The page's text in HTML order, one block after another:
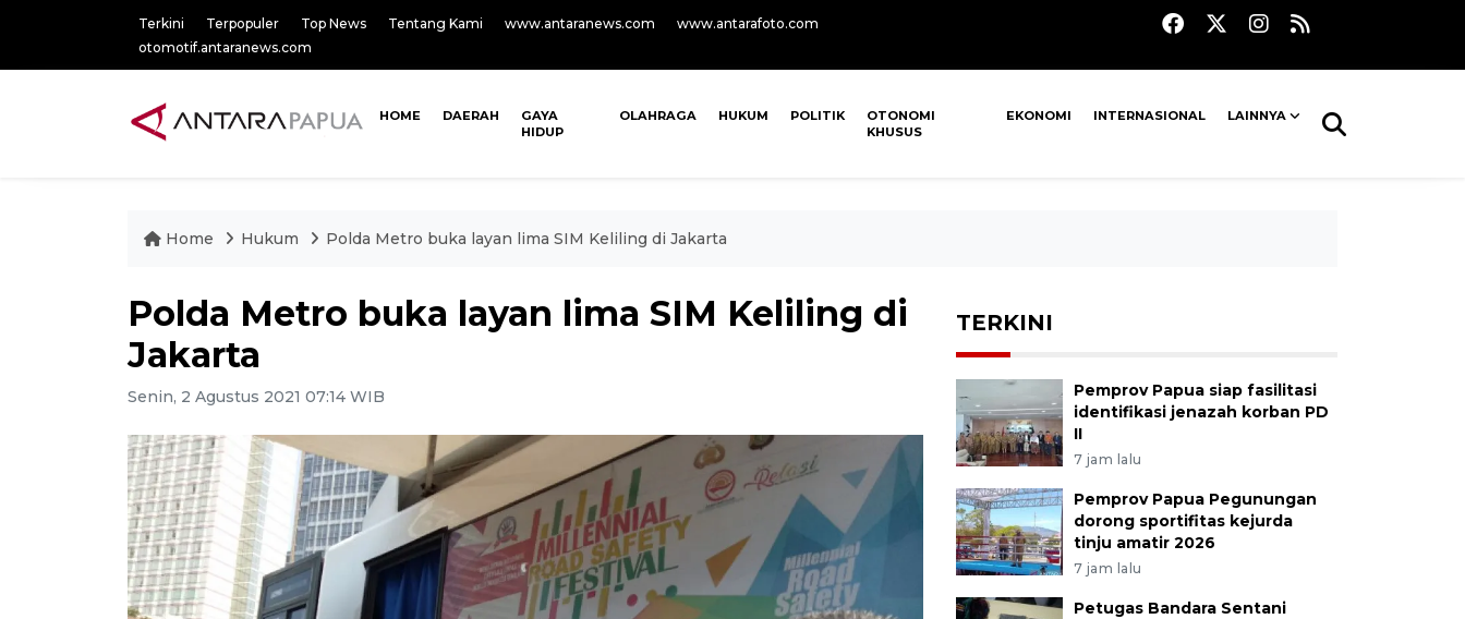
Terkini Terpopuler Top News Tentang Kami www.antaranews.com
www.antarafoto.com
otomotif.antaranews.com
HOME DAERAH
GAYA
HIDUP
OLAHRAGA HUKUM POLITIK
OTONOMI
KHUSUS
EKONOMI INTERNASIONAL LAINNYA
Home Hukum Polda Metro buka layan lima SIM Keliling di Jakarta
Polda Metro buka layan lima SIM Keliling di
Jakarta
Senin, 2 Agustus 2021 07:14 WIB
TERKINI
Pemprov Papua siap fasilitasi
identifikasi jenazah korban PD
II
7 jam lalu
Pemprov Papua Pegunungan
dorong sportifitas kejurda
tinju amatir 2026
7 jam lalu
Petugas Bandara Sentani